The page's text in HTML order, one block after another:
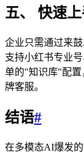
五、 快速
企业只需通过来
支持小红书专业
单的"知识库"配置
牌客服。
结语#
在多模态AI爆发